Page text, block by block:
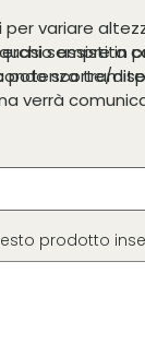
variare
assistita
potenza
sempre in
scorte/
verrà
prodotto